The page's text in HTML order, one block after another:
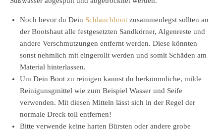
Noch bevor du Dein Schlauchboot zusammenlegst sollten an
der Bootshaut alle festgesetzten Sandkörner, Algenreste und
andere Verschmutzungen entfernt werden. Diese könnten
sonst nehmlich mit eingerollt werden und somit Schäden am
Material hinterlassen.
Um Dein Boot zu reinigen kannst du herkömmliche, milde
Reinigunsgmittel wie zum Beispiel Wasser und Seife
verwenden. Mit diesen Mitteln lässt sich in der Regel der
normale Dreck toll entfernen!
Bitte verwende keine harten Bürsten oder andere grobe